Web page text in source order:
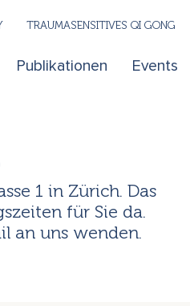
Publikationen Events
TRAUMASENSITIVES QI GONG
1 in Zürich. Das
für Sie da.
an uns wenden.